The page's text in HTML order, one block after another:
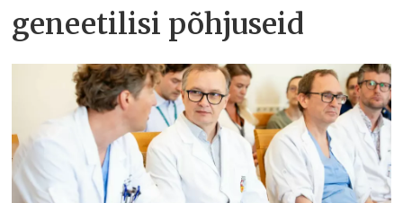
geneetilisi põhjuseid